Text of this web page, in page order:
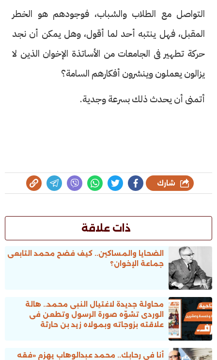
التواصل مع الطلاب والشباب، فوجودهم هو الخطر
المقبل، فهل ينتبه أحد لما أقول، وهل يمكن أن نجد
حركة تطهير فى الجامعات من الأساتذة الإخوان الذين لا
يزالون يعملون وينشرون أفكارهم السامة؟
أتمنى أن يحدث ذلك بسرعة وجدية.
شارك
ذات علاقة
الضحايا والمساكين.. كيف فضح محمد التابعى
جماعة الإخوان؟
محاولة جديدة لاغتيال النبى محمد.. هالة
الوردى تشوّه صورة الرسول وتطعن فى
علاقته بزوجاته وبمولاه زيد بن حارثة
أنا فى رحابك.. محمد عبدالوهاب يهزم «فقه